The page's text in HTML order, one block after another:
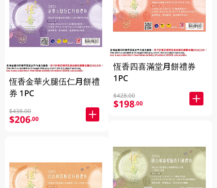
恆香金華火腿伍仁月餅禮
券 1PC
$438.00
$206.00
恆香四喜滿堂月餅禮券
1PC
$428.00
$198.00